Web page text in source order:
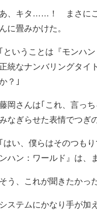
あ、キタ……！ まさにこ
んに畳みかけた。
｢ということは『モンハ
正統なナンバリングタ
か？｣
岡さんは｢これ、言っ
みなぎらせた表情でつぎ
｢はい、僕らはそのつも
ンハン：ワールド』は、
そう、これが聞きたかっ
システムにかなり手が加